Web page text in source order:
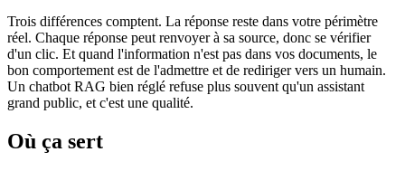
Trois différences comptent. La réponse reste dans votre périmètre
réel. Chaque réponse peut renvoyer à sa source, donc se vérifier
d'un clic. Et quand l'information n'est pas dans vos documents, le
bon comportement est de l'admettre et de rediriger vers un humain.
Un chatbot RAG bien réglé refuse plus souvent qu'un assistant
grand public, et c'est une qualité.
Où ça sert